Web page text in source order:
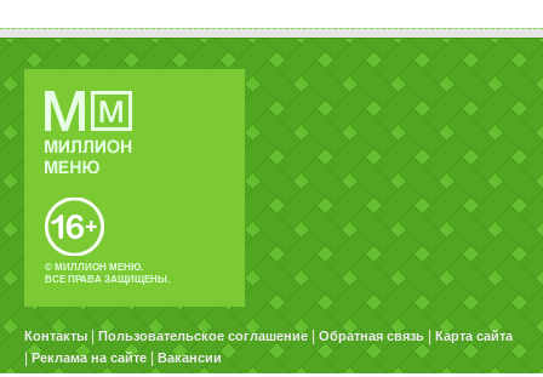
© МИЛЛИОН МЕНЮ.
ВСЕ ПРАВА ЗАЩИЩЕНЫ.
Контакты Пользовательское соглашение Обратная связь Карта сайта
|Реклама на сайте Вакансии